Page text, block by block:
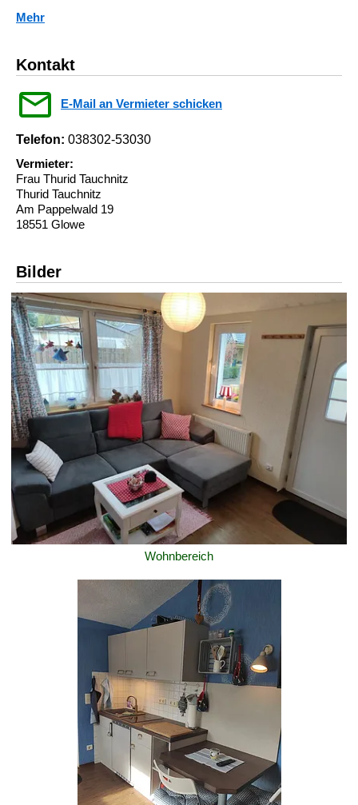
Mehr
Kontakt
E-Mail an Vermieter schicken
Telefon: 038302-53030
Vermieter:
Frau Thurid Tauchnitz
Thurid Tauchnitz
Am Pappelwald 19
18551 Glowe
Bilder
Wohnbereich